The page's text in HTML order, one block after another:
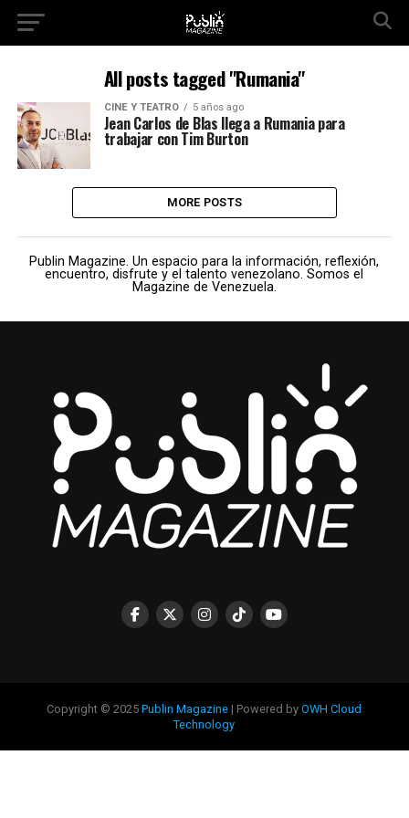
All posts tagged "Rumania"
CINE Y TEATRO 5 años ago
Jean Carlos de Blas llega a Rumania para
trabajar con Tim Burton
MORE POSTS
Publin Magazine. Un espacio para la información, reflexión,
encuentro, disfrute y el talento venezolano. Somos el
Magazine de Venezuela.
Copyright © 2025Publin Magazine | Powered byOWH Cloud
Technology